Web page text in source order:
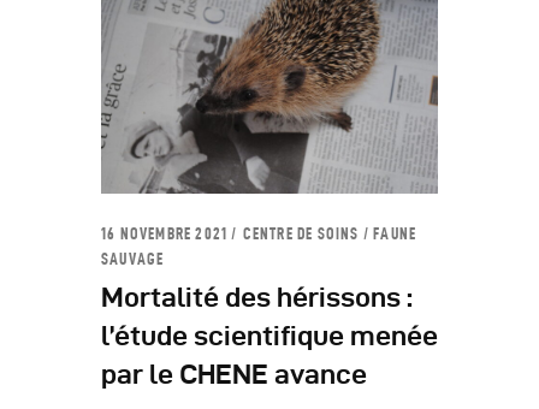
16 NOVEMBRE 2021 CENTRE DE SOINS /FAUNE
SAUVAGE
Mortalité des hérissons :
l’étude scientifique menée
par le CHENE avance